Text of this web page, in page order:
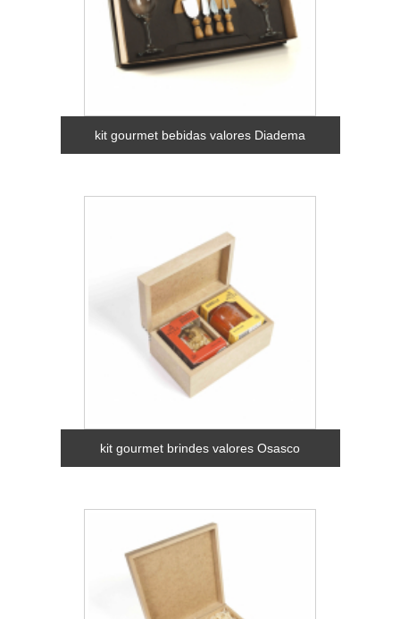
kit gourmet bebidas valores Diadema
kit gourmet brindes valores Osasco